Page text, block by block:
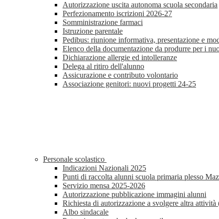
Autorizzazione uscita autonoma scuola secondaria
Perfezionamento iscrizioni 2026-27
Somministrazione farmaci
Istruzione parentale
Pedibus: riunione informativa, presentazione e
Elenco della documentazione da produrre per i
Dichiarazione allergie ed intolleranze
Delega al ritiro dell'alunno
Assicurazione e contributo volontario
Associazione genitori: nuovi progetti 24-25
Personale scolastico
Indicazioni Nazionali 2025
Punti di raccolta alunni scuola primaria plesso
Servizio mensa 2025-2026
Autorizzazione pubblicazione immagini alunni
Richiesta di autorizzazione a svolgere altra
Albo sindacale